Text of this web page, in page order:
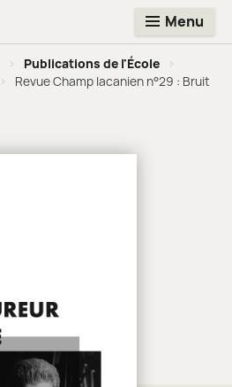
Menu
> Publications de l'École
>
>
Revue Champ lacanien n°29 : Bruit